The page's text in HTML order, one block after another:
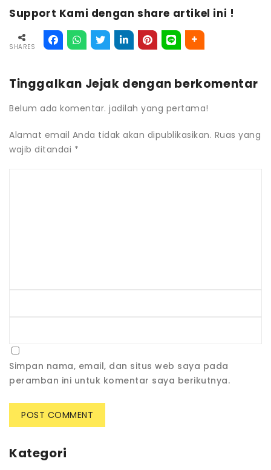
Kategori
Support Kami dengan share artikel ini !
SHARES
Tinggalkan Jejak dengan berkomentar
Belum ada komentar. jadilah yang pertama!
Alamat email Anda tidak akan dipublikasikan. Ruas yang
wajib ditandai *
Simpan nama, email, dan situs web saya pada
peramban ini untuk komentar saya berikutnya.